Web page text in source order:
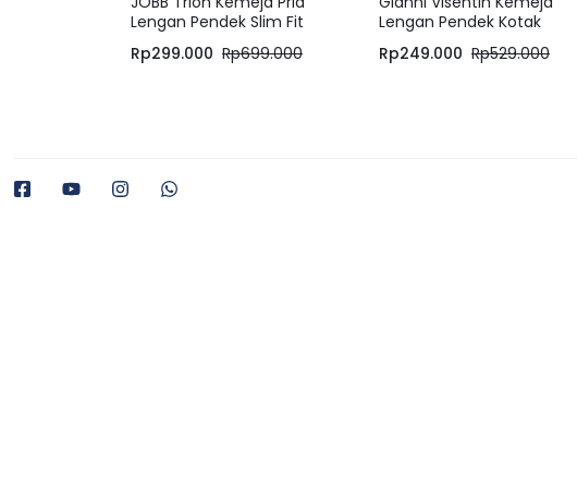
Lengan Pendek Slim Fit
Rp299.000 Rp699.000
Lengan Pendek Kotak
Rp249.000 Rp529.000